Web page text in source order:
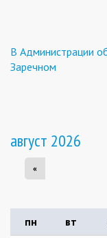
В Администрации
Заречном
август 2026
«
пн вт